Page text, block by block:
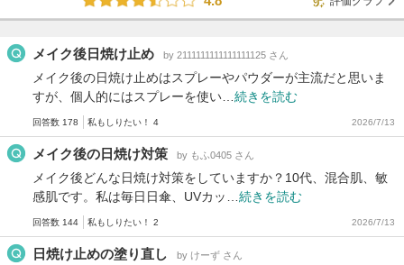
メイク後日焼け止め by 2111111111111111125 さん
メイク後の日焼け止めはスプレーやパウダーが主流だと思いま
すが、個人的にはスプレーを使い… 続きを読む
回答数 178 私もしりたい！ 4 2026/7/13
メイク後の日焼け対策 by もふ0405 さん
メイク後どんな日焼け対策をしていますか？10代、混合肌、敏
感肌です。私は毎日日傘、UVカッ… 続きを読む
回答数 144 私もしりたい！ 2 2026/7/13
日焼け止めの塗り直し by けーず さん